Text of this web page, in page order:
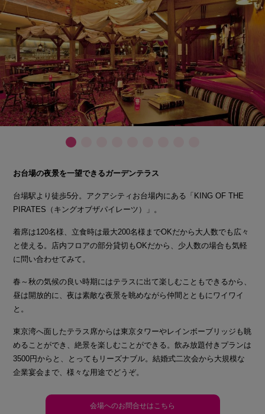
お台場の夜景を一望できるガーデンテラス
台場駅より徒歩5分。アクアシティお台場内にある「KING OF THE
PIRATES（キングオブザパイレーツ）」。
着席は120名様、立食時は最大200名様までOKだから大人数でも広々
と使える。店内フロアの部分貸切もOKだから、少人数の場合も気軽
に問い合わせてみて。
春～秋の気候の良い時期にはテラスに出て楽しむこともできるから、
昼は開放的に、夜は素敵な夜景を眺めながら仲間とともにワイワイ
と。
東京湾へ面したテラス席からは東京タワーやレインボーブリッジも眺
めることができ、絶景を楽しむことができる。飲み放題付きプランは
3500円からと、とってもリーズナブル。結婚式二次会から大規模な
企業宴会まで、様々な用途でどうぞ。
会場へのお問合せはこちら